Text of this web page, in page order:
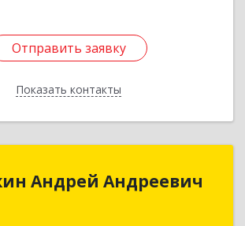
Отправить заявку
Показать контакты
Отправить заявку
Назад
Андрей Андреевич
Андрей Андреевич